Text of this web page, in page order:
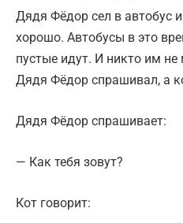
Дядя Фёдор сел в автобус
хорошо. Автобусы в это
пустые идут. И никто им
Дядя Фёдор спрашивал, а
Дядя Фёдор спрашивает:
— Как тебя зовут?
Кот говорит: